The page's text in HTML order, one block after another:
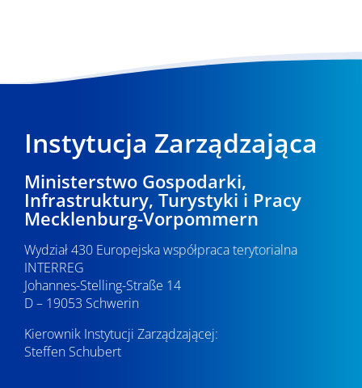
Instytucja Zarządzająca
Ministerstwo Gospodarki,
Infrastruktury, Turystyki i Pracy
Mecklenburg-Vorpommern
Wydział 430 Europejska współpraca terytorialna
INTERREG
Johannes-Stelling-Straße 14
D – 19053 Schwerin
Kierownik Instytucji Zarządzającej:
Steffen Schubert